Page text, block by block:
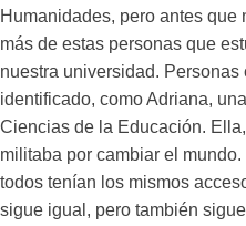
Humanidades, pero antes
más de estas personas que
nuestra universidad.
identificado, como Adriana,
Ciencias de la Educación.
militaba por cambiar el
todos tenían los mismos
sigue igual, pero también